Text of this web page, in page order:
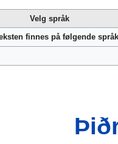
Velg språk
finnes på følgende